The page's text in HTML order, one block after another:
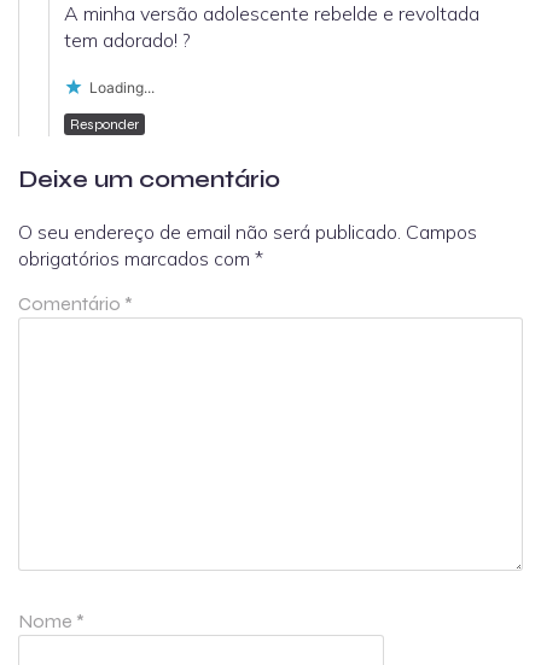
A minha versão adolescente rebelde e revoltada
tem adorado! ?
Loading...
Responder
Deixe um comentário
O seu endereço de email não será publicado. Campos
obrigatórios marcados com *
Comentário *
Nome *